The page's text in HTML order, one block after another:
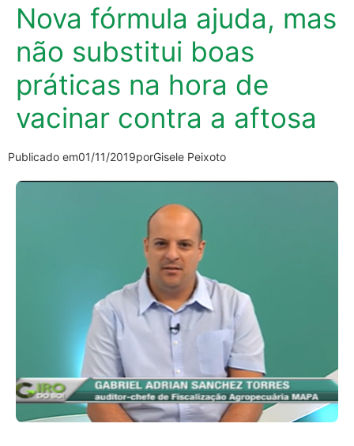
Nova fórmula ajuda, mas
não substitui boas
práticas na hora de
vacinar contra a aftosa
Publicado em01/11/2019porGisele Peixoto